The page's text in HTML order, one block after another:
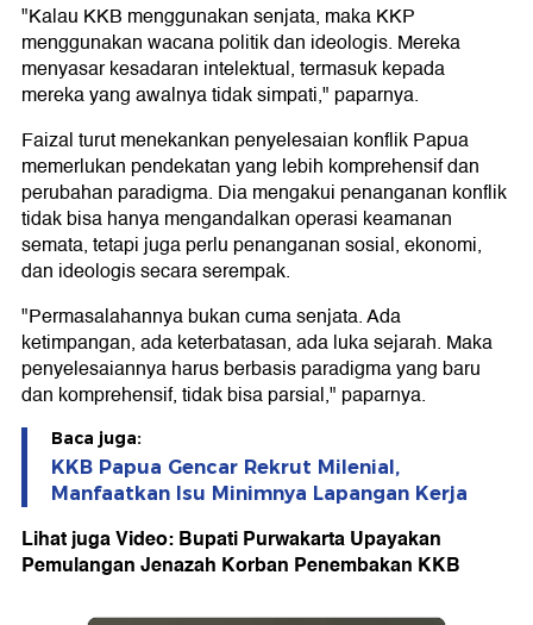
"Kalau KKB menggunakan senjata, maka KKP
menggunakan wacana politik dan ideologis. Mereka
menyasar kesadaran intelektual, termasuk kepada
mereka yang awalnya tidak simpati," paparnya.
Faizal turut menekankan penyelesaian konflik Papua
memerlukan pendekatan yang lebih komprehensif dan
perubahan paradigma. Dia mengakui penanganan konflik
tidak bisa hanya mengandalkan operasi keamanan
semata, tetapi juga perlu penanganan sosial, ekonomi,
dan ideologis secara serempak.
"Permasalahannya bukan cuma senjata. Ada
ketimpangan, ada keterbatasan, ada luka sejarah. Maka
penyelesaiannya harus berbasis paradigma yang baru
dan komprehensif, tidak bisa parsial," paparnya.
Baca juga:
KKB Papua Gencar Rekrut Milenial,
Manfaatkan Isu Minimnya Lapangan Kerja
Lihat juga Video: Bupati Purwakarta Upayakan
Pemulangan Jenazah Korban Penembakan KKB